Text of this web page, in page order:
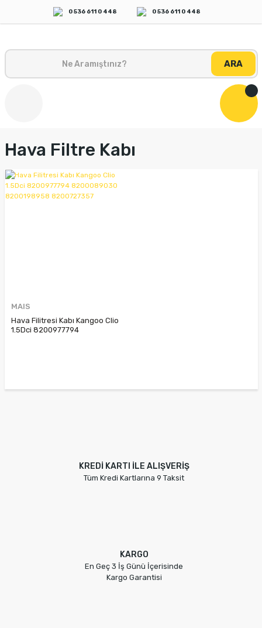
0 536 611 0 448 0 536 611 0 448
ARA
Hava Filtre Kabı
MAIS
Hava Filitresi Kabı Kangoo Clio
1.5Dci 8200977794
KREDİ KARTI İLE ALIŞVERİŞ
Tüm Kredi Kartlarına 9 Taksit
KARGO
En Geç 3 İş Günü İçerisinde
Kargo Garantisi